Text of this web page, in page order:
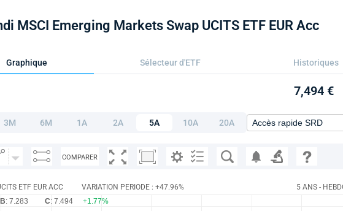
MSCI Emerging Markets Swap UCITS ETF EUR Acc
Graphique Sélecteur d'ETF Historiques
7,494 €
3M 6M 1A 2A 5A 10A 20A
COMPARER
ETF EUR ACC VARIATION PERIODE : +47.96% 5 ANS -
B: 7.283 C: 7.494 +1.77%